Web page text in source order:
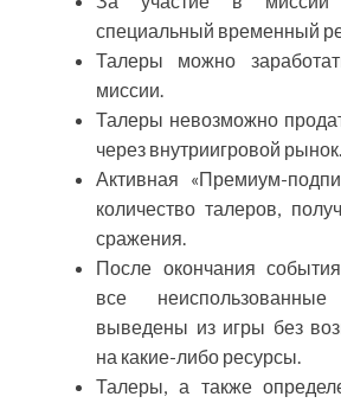
специальный временный
Талеры можно
миссии.
Талеры невозможно
через внутриигровой рынок.
Активная «Премиум-
количество талеров,
сражения.
После окончания
все
выведены из игры без
на какие-либо ресурсы.
Талеры, а также